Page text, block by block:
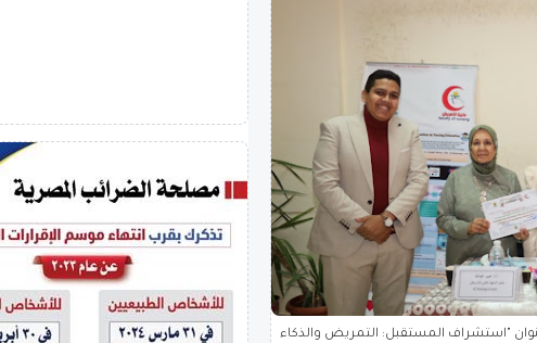
"استشراف المستقبل: التمريض والذكاء